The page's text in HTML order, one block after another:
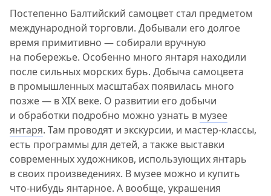
Постепенно Балтийский самоцвет стал предметом
международной торговли. Добывали его долгое
время примитивно — собирали вручную
на побережье. Особенно много янтаря находили
после сильных морских бурь. Добыча самоцвета
в промышленных масштабах появилась много
позже — в XIX веке. О развитии его добычи
и обработки подробно можно узнать в музее
янтаря. Там проводят и экскурсии, и мастер-классы,
есть программы для детей, а также выставки
современных художников, использующих янтарь
в своих произведениях. В музее можно и купить
что-нибудь янтарное. А вообще, украшения